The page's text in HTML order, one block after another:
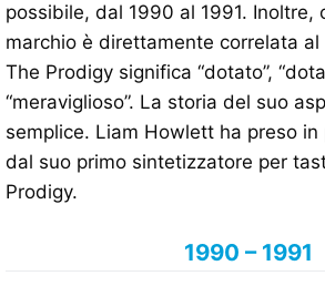
possibile, dal 1990 al 1991. Inoltre,
marchio è direttamente correlata
The Prodigy significa “dotato”,
“meraviglioso”. La storia del suo
semplice. Liam Howlett ha preso
dal suo primo sintetizzatore per
Prodigy.
1990 – 1991